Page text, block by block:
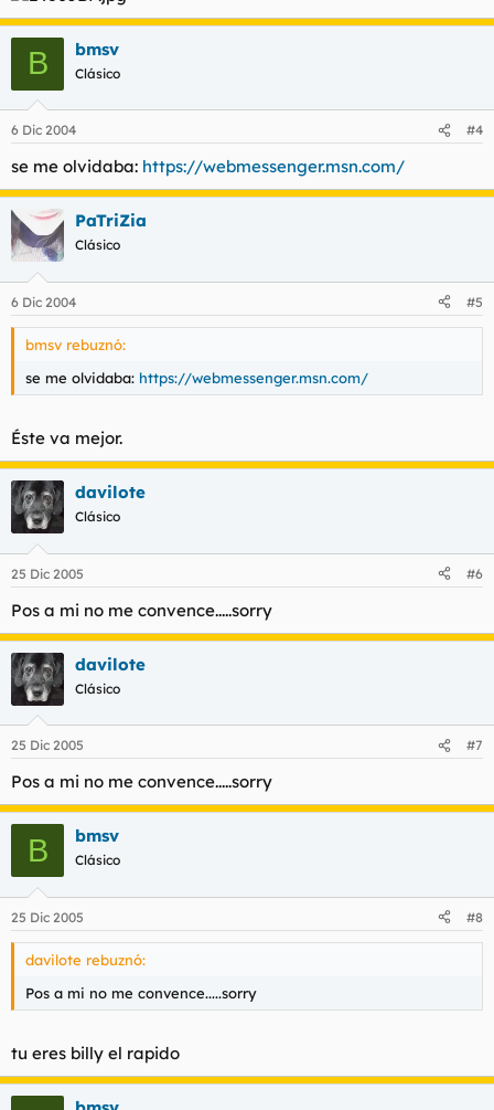
B bmsv
Clásico
6 Dic 2004 #4
se me olvidaba: https://webmessenger.msn.com/
PaTriZia
Clásico
6 Dic 2004 #5
bmsv rebuznó:
se me olvidaba: https://webmessenger.msn.com/
Éste va mejor.
davilote
Clásico
25 Dic 2005 #6
Pos a mi no me convence.....sorry
davilote
Clásico
25 Dic 2005 #7
Pos a mi no me convence.....sorry
B bmsv
Clásico
25 Dic 2005 #8
davilote rebuznó:
Pos a mi no me convence.....sorry
tu eres billy el rapido